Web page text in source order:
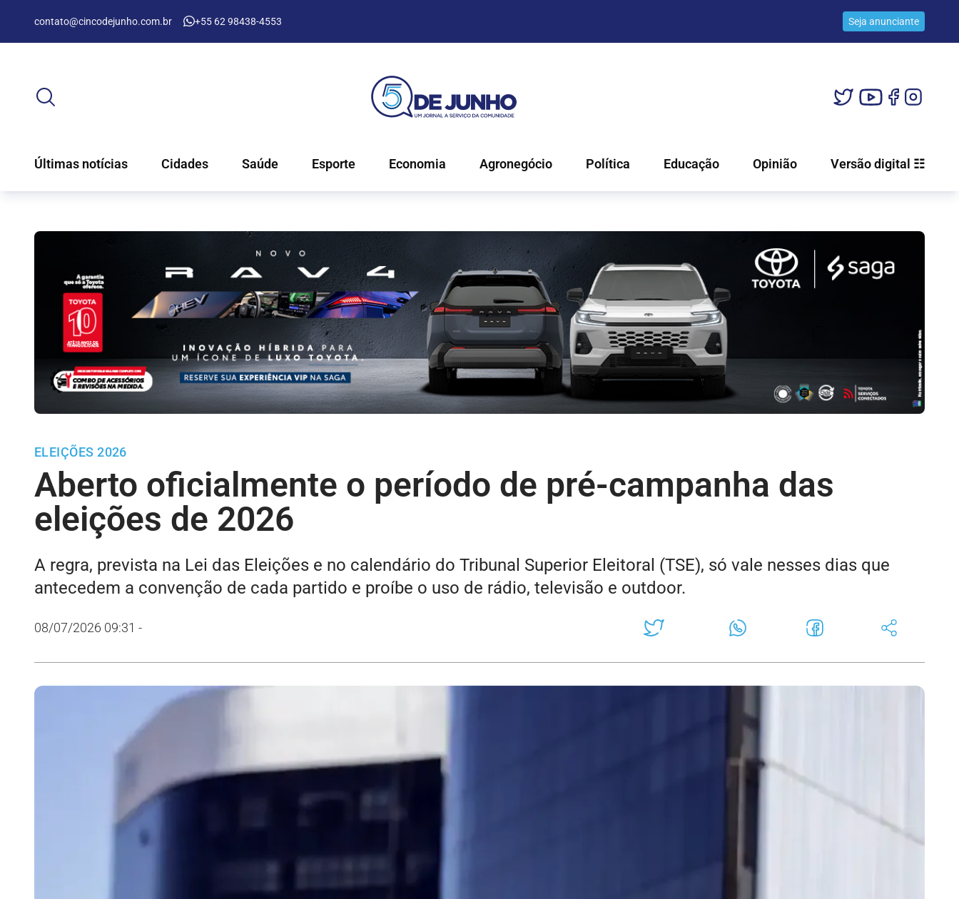
contato@cincodejunho.com.br +55 62 98438-4553 Seja anunciante
Últimas notícias Cidades Saúde Esporte Economia Agronegócio Política Educação Opinião Versão digital ☷
ELEIÇÕES 2026
Aberto oficialmente o período de pré-campanha das
eleições de 2026
A regra, prevista na Lei das Eleições e no calendário do Tribunal Superior Eleitoral (TSE), só vale nesses dias que
antecedem a convenção de cada partido e proíbe o uso de rádio, televisão e outdoor.
08/07/2026 09:31 -